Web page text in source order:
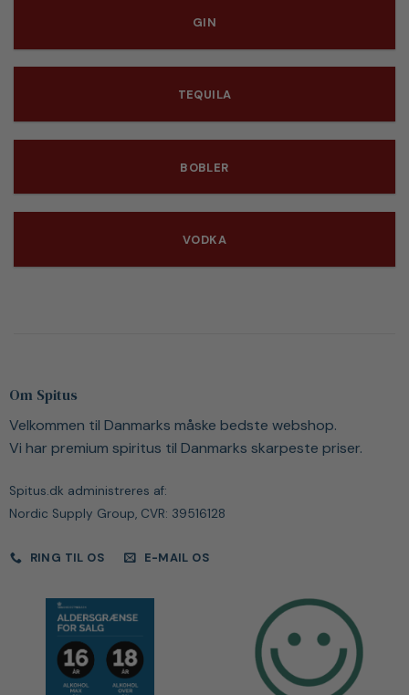
GIN
TEQUILA
BOBLER
VODKA
Om Spitus
Velkommen til Danmarks måske bedste webshop.
Vi har premium spiritus til Danmarks skarpeste priser.
Spitus.dk administreres af:
Nordic Supply Group, CVR: 39516128
RING TIL OS E-MAIL OS